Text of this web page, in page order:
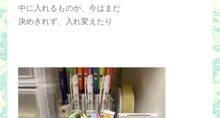
中に入れるものが、今はまだ
決めきれず、入れ変えたり